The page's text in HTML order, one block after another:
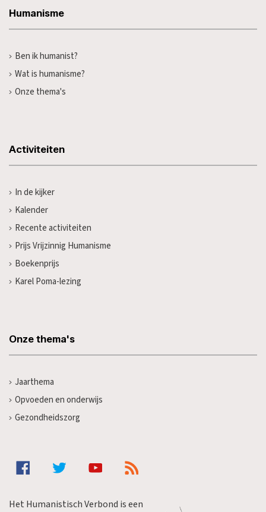
Humanisme
Ben ik humanist?
Wat is humanisme?
Onze thema's
Activiteiten
In de kijker
Kalender
Recente activiteiten
Prijs Vrijzinnig Humanisme
Boekenprijs
Karel Poma-lezing
Onze thema's
Jaarthema
Opvoeden en onderwijs
Gezondheidszorg
Het Humanistisch Verbond is een